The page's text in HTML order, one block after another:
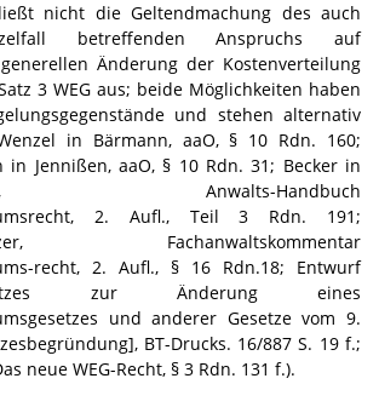
nicht die Geltendmachung des auch
betreffenden Anspruchs auf
Änderung der Kostenverteilung
3 WEG aus; beide Möglichkeiten haben
und stehen alternativ
in Bärmann, aaO, § 10 Rdn. 160;
in Jennißen, aaO, § 10 Rdn. 31; Becker in
Anwalts-Handbuch
2. Aufl., Teil 3 Rdn. 191;
Elzer, Fachanwaltskommentar
recht, 2. Aufl., § 16 Rdn.18; Entwurf
zur Änderung eines
und anderer Gesetze vom 9.
BT-Drucks. 16/887 S. 19 f.;
neue WEG-Recht, § 3 Rdn. 131 f.).